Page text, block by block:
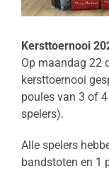
Kersttoernooi
Op maandag 22
kersttoernooi
poules van 3 of
spelers).
Alle spelers
bandstoten en 1